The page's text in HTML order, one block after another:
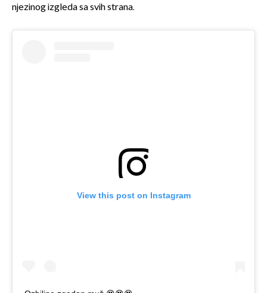
njezinog izgleda sa svih strana.
View this post on Instagram